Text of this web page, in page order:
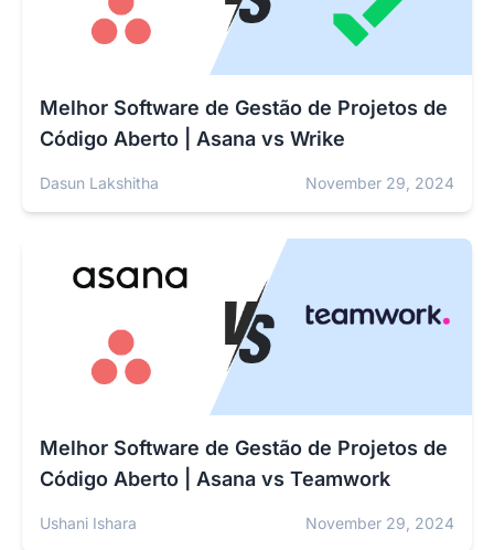
Melhor Software de Gestão de Projetos de
Código Aberto | Asana vs Wrike
Dasun Lakshitha November 29, 2024
Melhor Software de Gestão de Projetos de
Código Aberto | Asana vs Teamwork
Ushani Ishara November 29, 2024